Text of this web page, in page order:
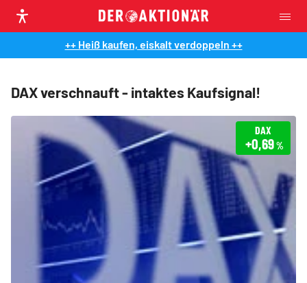
++ Heiß kaufen, eiskalt verdoppeln ++
DAX verschnauft - intaktes Kaufsignal!
DAX
+0,69%